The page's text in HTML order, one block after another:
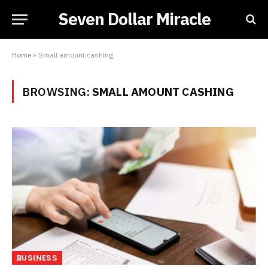
Seven Dollar Miracle
Home » Small amount cashing
BROWSING: SMALL AMOUNT CASHING
BUSINESS